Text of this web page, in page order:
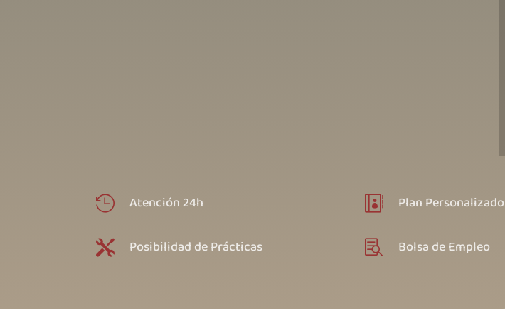
 Atención 24h
 Posibilidad de Prácticas
 Plan Personalizado
 Bolsa de Empleo